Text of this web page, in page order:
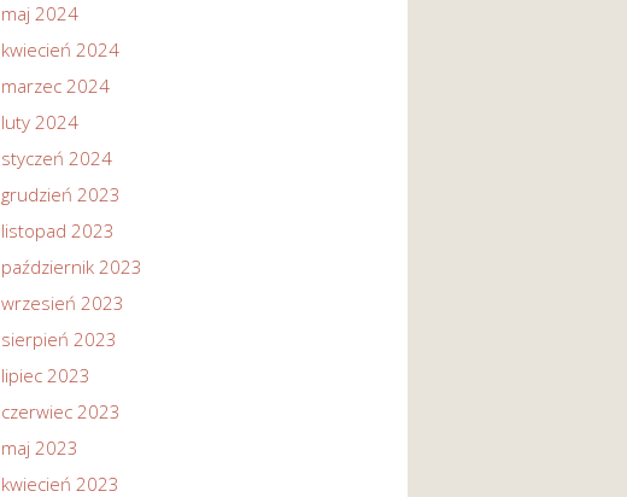
maj 2024
kwiecień 2024
marzec 2024
luty 2024
styczeń 2024
grudzień 2023
listopad 2023
październik 2023
wrzesień 2023
sierpień 2023
lipiec 2023
czerwiec 2023
maj 2023
kwiecień 2023